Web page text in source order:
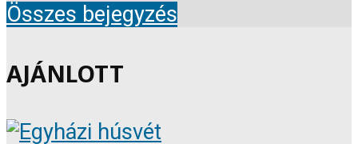
Összes bejegyzés
AJÁNLOTT